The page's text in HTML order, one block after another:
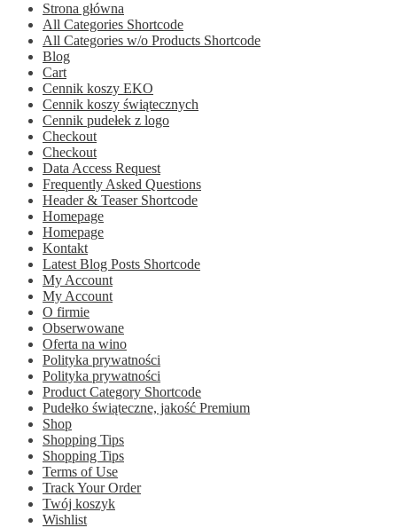
Strona główna
All Categories Shortcode
All Categories w/o Products Shortcode
Blog
Cart
Cennik koszy EKO
Cennik koszy świątecznych
Cennik pudełek z logo
Checkout
Checkout
Data Access Request
Frequently Asked Questions
Header & Teaser Shortcode
Homepage
Homepage
Kontakt
Latest Blog Posts Shortcode
My Account
My Account
O firmie
Obserwowane
Oferta na wino
Polityka prywatności
Polityka prywatności
Product Category Shortcode
Pudełko świąteczne, jakość Premium
Shop
Shopping Tips
Shopping Tips
Terms of Use
Track Your Order
Twój koszyk
Wishlist